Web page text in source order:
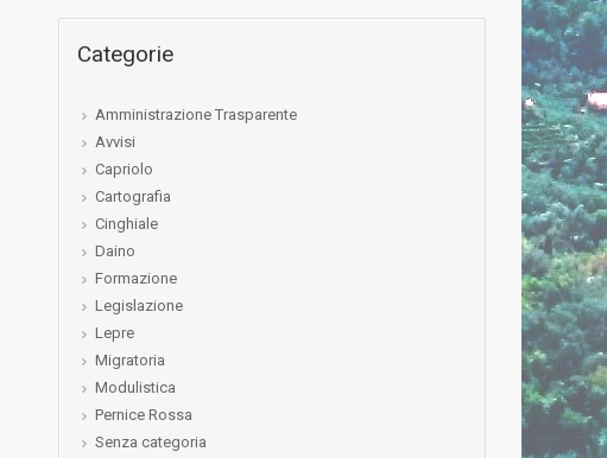
Categorie
Amministrazione Trasparente
Avvisi
Capriolo
Cartografia
Cinghiale
Daino
Formazione
Legislazione
Lepre
Migratoria
Modulistica
Pernice Rossa
Senza categoria